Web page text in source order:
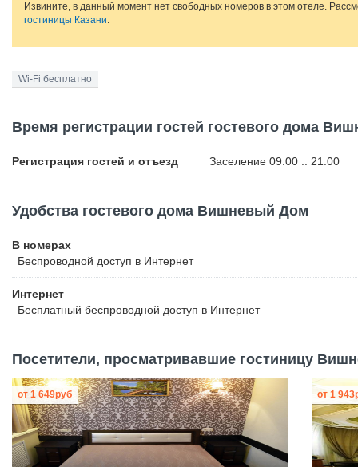
Извините, в данный момент нет свободных номеров в этом отеле.
гостиницы Казани.
Wi-Fi бесплатно
Время регистрации гостей гостевого дома
Регистрация гостей и отъезд Заселение 09:00 .. 21:00
Удобства гостевого дома Вишневый Дом
В номерах
Беспроводной доступ в Интернет
Интернет
Бесплатный беспроводной доступ в Интернет
Посетители, просматривавшие гостиницу
от 1 649руб от 1 943